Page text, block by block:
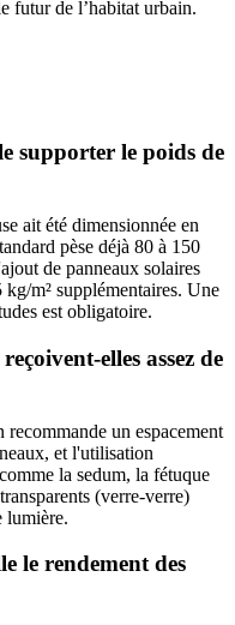
futur de l’habitat urbain.
supporter le poids de
ait été dimensionnée en
pèse déjà 80 à 150
de panneaux solaires
kg/m² supplémentaires. Une
est obligatoire.
elles assez de
un espacement
et l'utilisation
la sedum, la fétuque
(verre-verre)
lumière.
le rendement des